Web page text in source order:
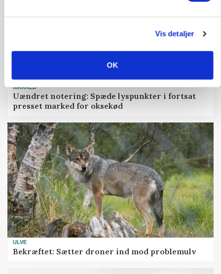
Vis detaljer
OK
MARKED
Uændret notering: Spæde lyspunkter i fortsat
presset marked for oksekød
ULVE
Bekræftet: Sætter droner ind mod problemulv